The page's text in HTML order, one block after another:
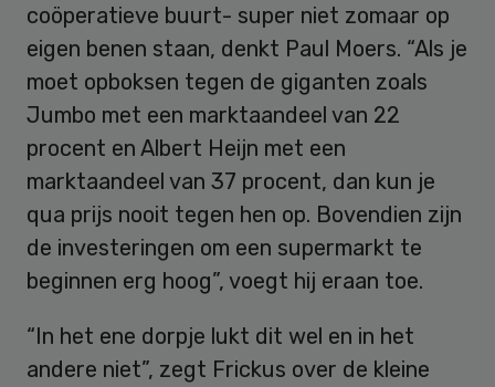
coöperatieve buurt- super niet zomaar op
eigen benen staan, denkt Paul Moers. “Als je
moet opboksen tegen de giganten zoals
Jumbo met een marktaandeel van 22
procent en Albert Heijn met een
marktaandeel van 37 procent, dan kun je
qua prijs nooit tegen hen op. Bovendien zijn
de investeringen om een supermarkt te
beginnen erg hoog”, voegt hij eraan toe.
“In het ene dorpje lukt dit wel en in het
andere niet”, zegt Frickus over de kleine